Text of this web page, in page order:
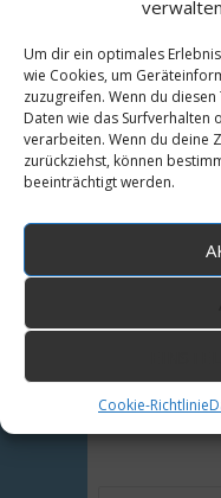
verwalten
Um dir ein optimales
wie Cookies, um
zuzugreifen. Wenn du
Daten wie das Surfverhalten
verarbeiten. Wenn du deine
zurückziehst, können
beeinträchtigt werden.
Cookie-Richtlinie
Wird geladen …
Artikel-